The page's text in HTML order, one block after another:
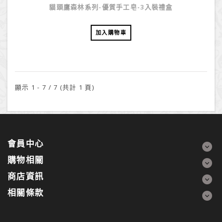
貓頭鷹森林系列-優質手工皂-3入裝禮盒
加入購物車
顯示 1 - 7 / 7 (共計 1 頁)
會員中心
購物相關
商店資訊
相關條款